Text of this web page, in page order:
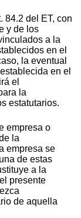
84.2 del ET, con
y de los
a la
en el
la eventual
en el
el
la
estatutarios.
empresa o
la
empresa se
de estas
a la
presente
de aquella